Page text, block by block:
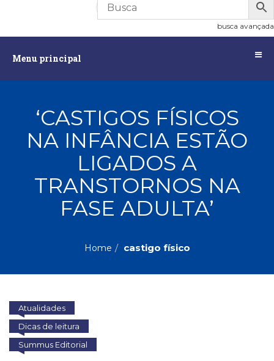
R$0,00
busca avançada
Menu principal
principalAssuntos
Administração,
RH
(27)
Atualidades,
Política,
Direitos
(95)
Depoimentos,
Vivências
(104)
Ciências
Sociais
PROMOÇÕES
VENDIDOS
‘CASTIGOS FÍSICOS
NA INFÂNCIA ESTÃO
LIGADOS A
TRANSTORNOS NA
FASE ADULTA’
Home castigo físico
Atualidades
Dicas de leitura
Summus Editorial